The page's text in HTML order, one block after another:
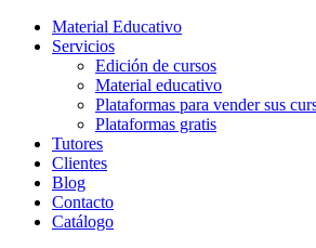
Material Educativo
Servicios
Edición de cursos
Material educativo
Plataformas para vender sus
Plataformas gratis
Tutores
Clientes
Blog
Contacto
Catálogo